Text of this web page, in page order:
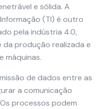
e sólida. A
(TI) é outro
pela indústria 4.0,
produção realizada e
máquinas.
de dados entre as
a comunicação
processos podem